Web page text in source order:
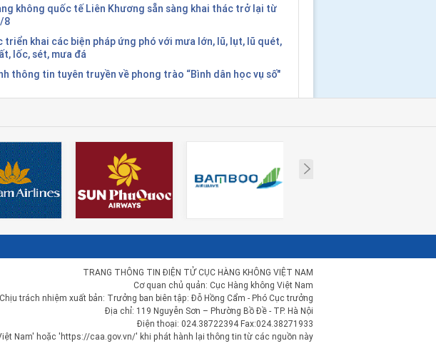
không quốc tế Liên Khương sẵn sàng khai thác trở lại từ
8
triển khai các biện pháp ứng phó với mưa lớn, lũ, lụt, lũ quét,
lốc, sét, mưa đá
thông tin tuyên truyền về phong trào “Bình dân học vụ số"
TRANG THÔNG TIN ĐIỆN TỬ CỤC HÀNG KHÔNG VIỆT NAM
Cơ quan chủ quản: Cục Hàng không Việt Nam
Chịu trách nhiệm xuất bản: Trưởng ban biên tập: Đỗ Hồng Cẩm - Phó Cục trưởng
Địa chỉ: 119 Nguyễn Sơn – Phường Bồ Đề - TP. Hà Nội
Điện thoại: 024.38722394 Fax:024.38271933
Nam' hoặc 'https://caa.gov.vn/' khi phát hành lại thông tin từ các nguồn này